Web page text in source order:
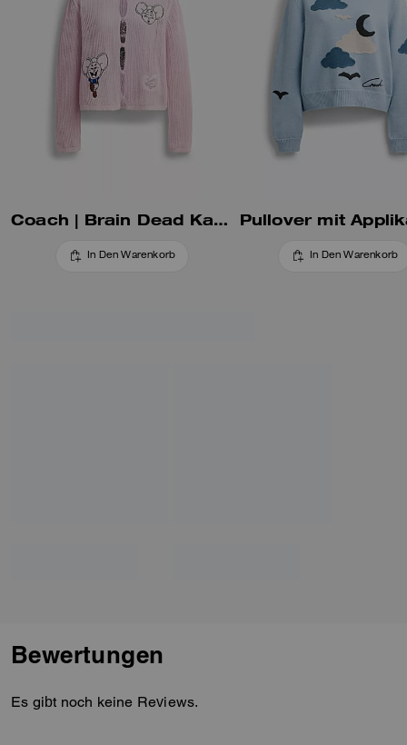
Coach | Brain Dead Kachi Maus Cardigan Aus Biobaumwolle
In Den Warenkorb
Pullover mit
In Den Warenkorb
Bewertungen
Es gibt noch keine Reviews.